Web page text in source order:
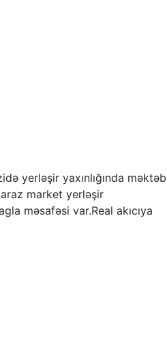
yerləşir yaxınlığında məktəb
market yerləşir
məsafəsi var.Real akıcıya